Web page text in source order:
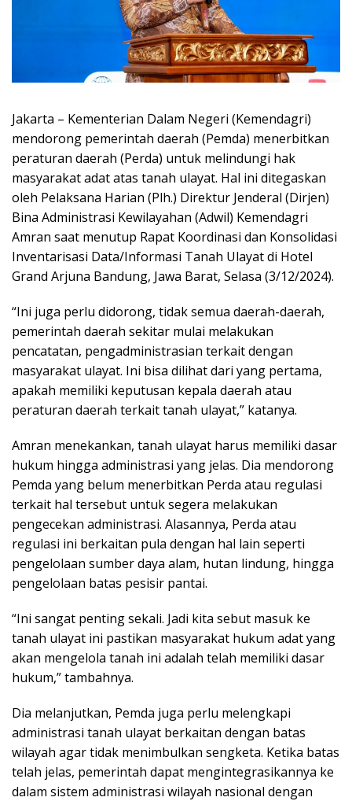
Jakarta – Kementerian Dalam Negeri (Kemendagri)
mendorong pemerintah daerah (Pemda) menerbitkan
peraturan daerah (Perda) untuk melindungi hak
masyarakat adat atas tanah ulayat. Hal ini ditegaskan
oleh Pelaksana Harian (Plh.) Direktur Jenderal (Dirjen)
Bina Administrasi Kewilayahan (Adwil) Kemendagri
Amran saat menutup Rapat Koordinasi dan Konsolidasi
Inventarisasi Data/Informasi Tanah Ulayat di Hotel
Grand Arjuna Bandung, Jawa Barat, Selasa (3/12/2024).
“Ini juga perlu didorong, tidak semua daerah-daerah,
pemerintah daerah sekitar mulai melakukan
pencatatan, pengadministrasian terkait dengan
masyarakat ulayat. Ini bisa dilihat dari yang pertama,
apakah memiliki keputusan kepala daerah atau
peraturan daerah terkait tanah ulayat,” katanya.
Amran menekankan, tanah ulayat harus memiliki dasar
hukum hingga administrasi yang jelas. Dia mendorong
Pemda yang belum menerbitkan Perda atau regulasi
terkait hal tersebut untuk segera melakukan
pengecekan administrasi. Alasannya, Perda atau
regulasi ini berkaitan pula dengan hal lain seperti
pengelolaan sumber daya alam, hutan lindung, hingga
pengelolaan batas pesisir pantai.
“Ini sangat penting sekali. Jadi kita sebut masuk ke
tanah ulayat ini pastikan masyarakat hukum adat yang
akan mengelola tanah ini adalah telah memiliki dasar
hukum,” tambahnya.
Dia melanjutkan, Pemda juga perlu melengkapi
administrasi tanah ulayat berkaitan dengan batas
wilayah agar tidak menimbulkan sengketa. Ketika batas
telah jelas, pemerintah dapat mengintegrasikannya ke
dalam sistem administrasi wilayah nasional dengan